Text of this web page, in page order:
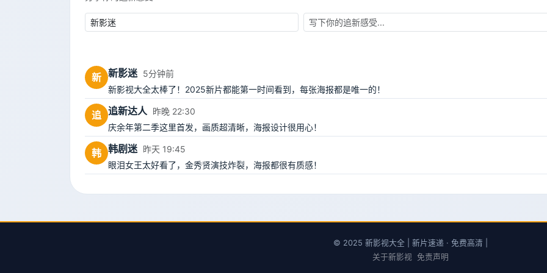
新 新影迷 5分钟前
新影视大全太棒了！2025新片都能第一时间看到，每张海报都是唯一的！
追 追新达人 昨晚 22:30
庆余年第二季这里首发，画质超清晰，海报设计很用心！
韩 韩剧迷 昨天 19:45
眼泪女王太好看了，金秀贤演技炸裂，海报都很有质感！
© 2025 新影视大全 | 新片速递 · 免费高清 |
关于新影视 免责声明